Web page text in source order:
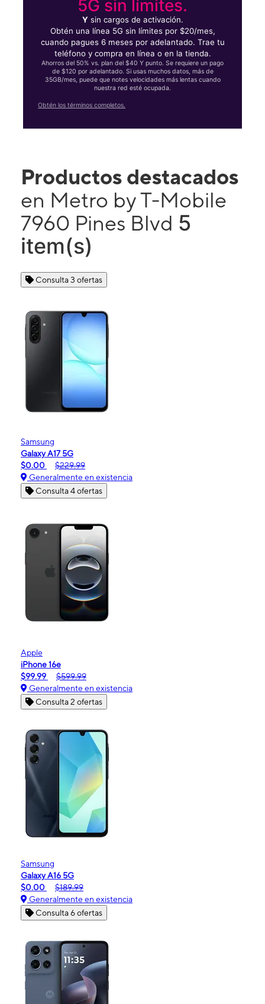
5G sin límites.
Ysin cargos de activación.
Obtén una línea 5G sin límites por $20/mes,
cuando pagues 6 meses por adelantado. Trae tu
teléfono y compra en línea o en la tienda.
Ahorros del 50% vs. plan del $40 Y punto. Se requiere un pago
de $120 por adelantado. Si usas muchos datos, más de
35GB/mes, puede que notes velocidades más lentas cuando
nuestra red esté ocupada.
Obtén los términos completos.
Productos destacados
en Metro by T-Mobile
7960 Pines Blvd 5
item(s)
Consulta 3 ofertas
Samsung
Galaxy A17 5G
$0.00
$229.99
Generalmente en existencia
Consulta 4 ofertas
Apple
iPhone 16e
$99.99
$599.99
Generalmente en existencia
Consulta 2 ofertas
Samsung
Galaxy A16 5G
$0.00
$189.99
Generalmente en existencia
Consulta 6 ofertas